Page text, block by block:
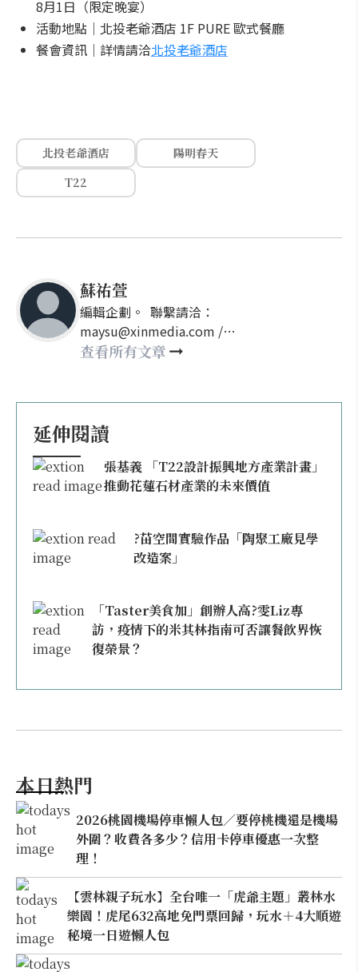
8月1日（限定晚宴）
活動地點｜北投老爺酒店 1F PURE 歐式餐廳
餐會資訊｜詳情請洽北投老爺酒店
北投老爺酒店
陽明春天
T22
蘇祐萱
編輯企劃。 聯繫請洽：
maysu@xinmedia.com /
may860527@gmail.com
查看所有文章
延伸閱讀
張基義 「T22設計振興地方產業計畫」
推動花蓮石材產業的未來價值
?苗空間實驗作品「陶聚工廠見學
改造案」
「Taster美食加」創辦人高?雯Liz專
訪，疫情下的米其林指南可否讓餐飲界恢
復榮景？
本日熱門
2026桃園機場停車懶人包／要停桃機還是機場
外圍？收費各多少？信用卡停車優惠一次整
理！
【雲林親子玩水】全台唯一「虎爺主題」叢林水
樂園！虎尾632高地免門票回歸，玩水＋4大順遊
秘境一日遊懶人包